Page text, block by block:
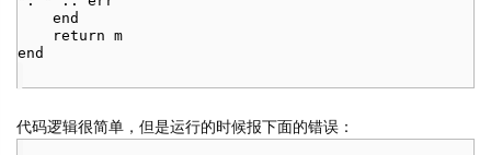
end
return m
end
代码逻辑很简单，但是运行的时候报下面的错误：